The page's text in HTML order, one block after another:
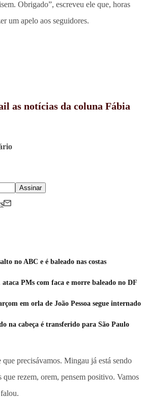
Obrigado”, escreveu ele que, horas
um apelo aos seguidores.
as notícias da coluna Fábia
Assinar
no ABC e é baleado nas costas
PMs com faca e morre baleado no DF
em orla de João Pessoa segue internado
na cabeça é transferido para São Paulo
que precisávamos. Mingau já está sendo
rezem, orem, pensem positivo. Vamos